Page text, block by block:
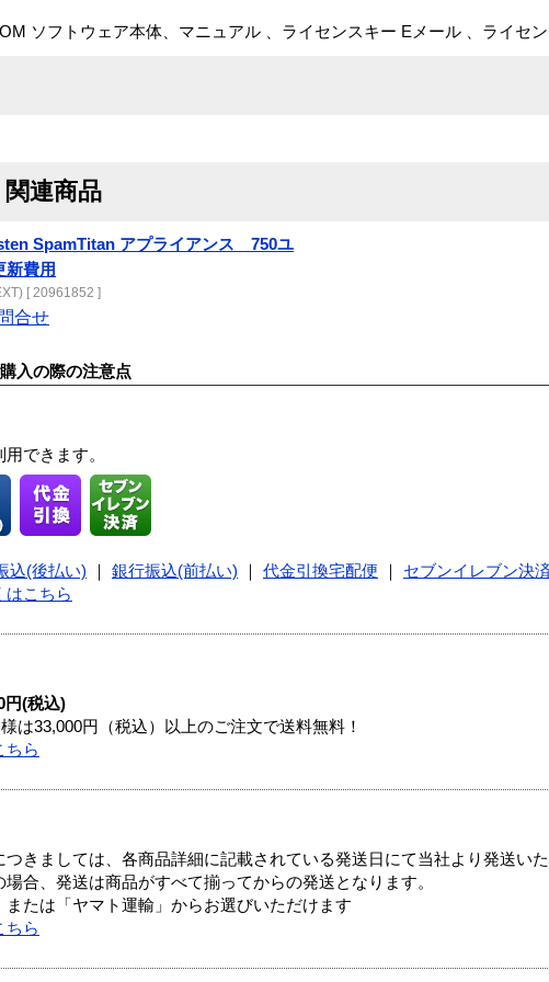
ソフトウェア本体、マニュアル 、ライセンスキー Eメール 、ライセ
連商品
SpamTitan アプライアンス 750ユ
費用
[ 20961852 ]
合せ
入の際の注意点
できます。
込(後払い) 銀行振込(前払い) 代金引換宅配便
セブンイレブン決
はこちら
円(税込)
は33,000円（税込）以上のご注文で送料無料！
ちら
きましては、各商品詳細に記載されている発送日にて当社より発送いた
合、発送は商品がすべて揃ってからの発送となります。
たは「ヤマト運輸」からお選びいただけます
ちら